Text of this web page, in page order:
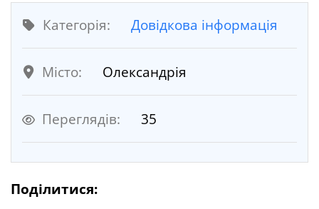
Категорія: Довідкова інформація
Місто: Олександрія
Переглядів: 35
Поділитися: